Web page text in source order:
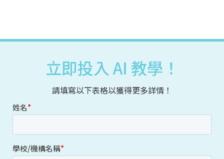
立即投入 AI 教學！
請填寫以下表格以獲得更多詳情！